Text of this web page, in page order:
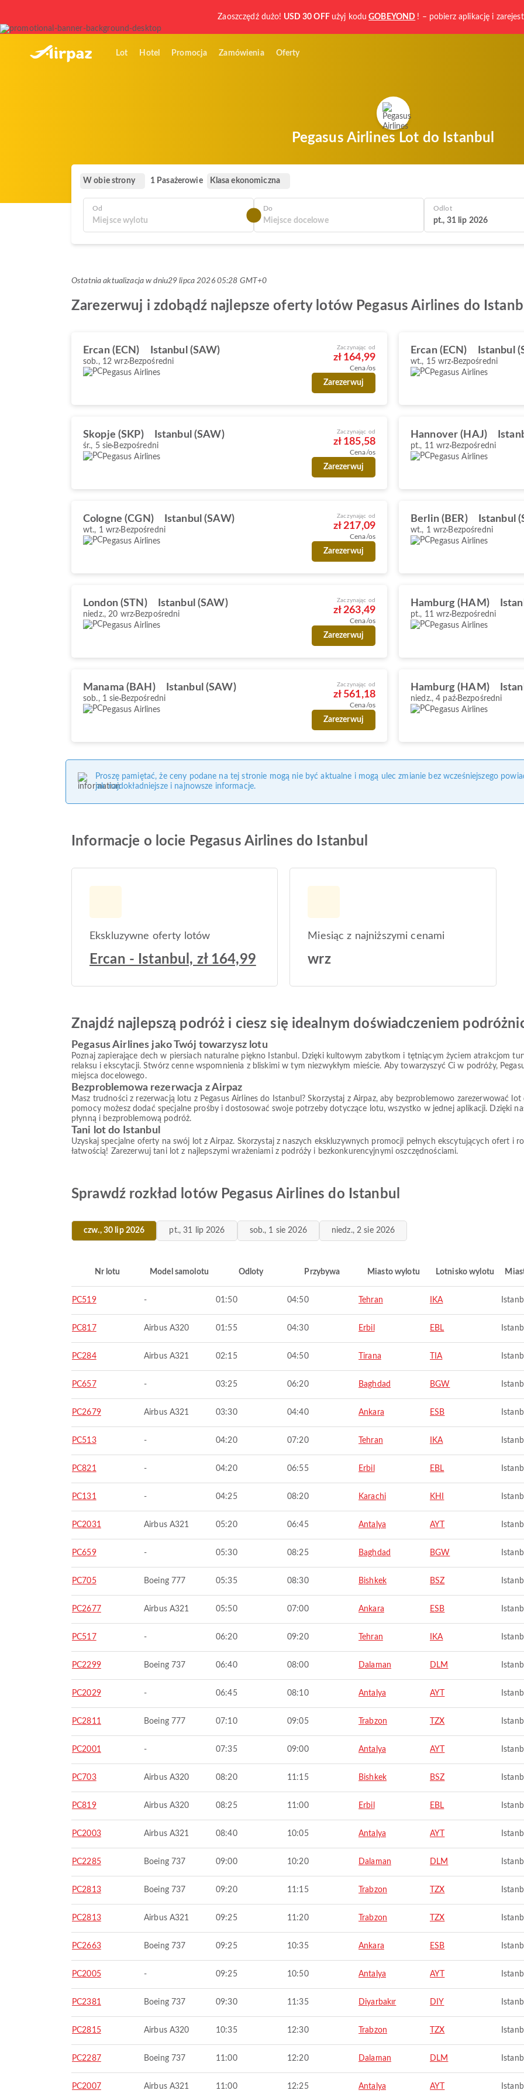
Zaoszczędź dużo! USD 30 OFF użyj kodu GOBEYOND ! – pobierz aplikację i
Lot Hotel Promocja Zamówienia Oferty
Pegasus Airlines Lot do Istanbul
W obie strony 1 Pasażerowie Klasa ekonomiczna
Od Do Odlot
pt., 31 lip 2026
Ostatnia aktualizacja w dniu29 lipca 2026 05:28 GMT+0
Zarezerwuj i zdobądź najlepsze oferty lotów Pegasus Airlines do
Ercan (ECN) Istanbul (SAW)
sob., 12 wrz Bezpośredni
Pegasus Airlines
Zaczynając od
zł 164,99
Cena/os
Zarezerwuj
Ercan (ECN) Istanbul
wt., 15 wrz Bezpośredni
Pegasus Airlines
Skopje (SKP) Istanbul (SAW)
śr., 5 sie Bezpośredni
Pegasus Airlines
Zaczynając od
zł 185,58
Cena/os
Zarezerwuj
Hannover (HAJ)
pt., 11 wrz Bezpośredni
Pegasus Airlines
Cologne (CGN) Istanbul (SAW)
wt., 1 wrz Bezpośredni
Pegasus Airlines
Zaczynając od
zł 217,09
Cena/os
Zarezerwuj
Berlin (BER) Istanbul
wt., 1 wrz Bezpośredni
Pegasus Airlines
London (STN) Istanbul (SAW)
niedz., 20 wrz Bezpośredni
Pegasus Airlines
Zaczynając od
zł 263,49
Cena/os
Zarezerwuj
Hamburg (HAM)
pt., 11 wrz Bezpośredni
Pegasus Airlines
Manama (BAH) Istanbul (SAW)
sob., 1 sie Bezpośredni
Pegasus Airlines
Zaczynając od
zł 561,18
Cena/os
Zarezerwuj
Hamburg (HAM)
niedz., 4 paź Bezpośredni
Pegasus Airlines
Proszę pamiętać, że ceny podane na tej stronie mogą nie być aktualne i mogą ulec zmianie bez wcześniejszego
jak najdokładniejsze i najnowsze informacje.
Informacje o locie Pegasus Airlines do Istanbul
Ekskluzywne oferty lotów
Ercan - Istanbul, zł 164,99
Miesiąc z najniższymi cenami
wrz
Znajdź najlepszą podróż i ciesz się idealnym doświadczeniem
Pegasus Airlines jako Twój towarzysz lotu
Poznaj zapierające dech w piersiach naturalne piękno Istanbul. Dzięki kultowym zabytkom i tętniącym życiem atrakcjom
relaksu i ekscytacji. Stwórz cenne wspomnienia z bliskimi w tym niezwykłym mieście. Aby towarzyszyć Ci w podróży,
miejsca docelowego.
Bezproblemowa rezerwacja z Airpaz
Masz trudności z rezerwacją lotu z Pegasus Airlines do Istanbul? Skorzystaj z Airpaz, aby bezproblemowo zarezerwować
pomocy możesz dodać specjalne prośby i dostosować swoje potrzeby dotyczące lotu, wszystko w jednej aplikacji. Dzięki
płynną i bezproblemową podróż.
Tani lot do Istanbul
Uzyskaj specjalne oferty na swój lot z Airpaz. Skorzystaj z naszych ekskluzywnych promocji pełnych ekscytujących ofert i
łatwością! Zarezerwuj tani lot z najlepszymi wrażeniami z podróży i bezkonkurencyjnymi oszczędnościami.
Sprawdź rozkład lotów Pegasus Airlines do Istanbul
czw., 30 lip 2026 pt., 31 lip 2026 sob., 1 sie 2026 niedz., 2 sie 2026
Nr lotu Model samolotu Odloty Przybywa Miasto wylotu Lotnisko wylotu
PC519 - 01:50 04:50 Tehran IKA
PC817 Airbus A320 01:55 04:30 Erbil EBL
PC284 Airbus A321 02:15 04:50 Tirana TIA
PC657 - 03:25 06:20 Baghdad BGW
PC2679 Airbus A321 03:30 04:40 Ankara ESB
PC513 - 04:20 07:20 Tehran IKA
PC821 - 04:20 06:55 Erbil EBL
PC131 - 04:25 08:20 Karachi KHI
PC2031 Airbus A321 05:20 06:45 Antalya AYT
PC659 - 05:30 08:25 Baghdad BGW
PC705 Boeing 777 05:35 08:30 Bishkek BSZ
PC2677 Airbus A321 05:50 07:00 Ankara ESB
PC517 - 06:20 09:20 Tehran IKA
PC2299 Boeing 737 06:40 08:00 Dalaman DLM
PC2029 - 06:45 08:10 Antalya AYT
PC2811 Boeing 777 07:10 09:05 Trabzon TZX
PC2001 - 07:35 09:00 Antalya AYT
PC703 Airbus A320 08:20 11:15 Bishkek BSZ
PC819 Airbus A320 08:25 11:00 Erbil EBL
PC2003 Airbus A321 08:40 10:05 Antalya AYT
PC2285 Boeing 737 09:00 10:20 Dalaman DLM
PC2813 Boeing 737 09:20 11:15 Trabzon TZX
PC2813 Airbus A321 09:25 11:20 Trabzon TZX
PC2663 Boeing 737 09:25 10:35 Ankara ESB
PC2005 - 09:25 10:50 Antalya AYT
PC2381 Boeing 737 09:30 11:35 Diyarbakır DIY
PC2815 Airbus A320 10:35 12:30 Trabzon TZX
PC2287 Boeing 737 11:00 12:20 Dalaman DLM
PC2007 Airbus A321 11:00 12:25 Antalya AYT